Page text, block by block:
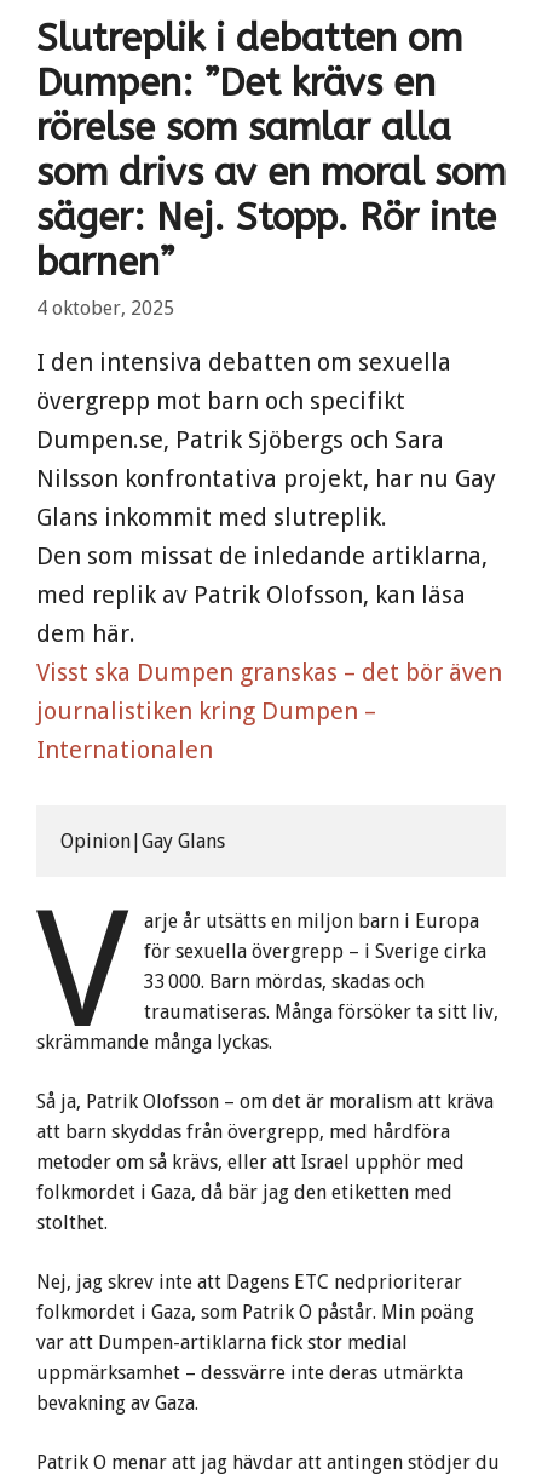
Slutreplik i debatten om
Dumpen: ”Det krävs en
rörelse som samlar alla
som drivs av en moral som
säger: Nej. Stopp. Rör inte
barnen”
4 oktober, 2025
I den intensiva debatten om sexuella
övergrepp mot barn och specifikt
Dumpen.se, Patrik Sjöbergs och Sara
Nilsson konfrontativa projekt, har nu Gay
Glans inkommit med slutreplik.
Den som missat de inledande artiklarna,
med replik av Patrik Olofsson, kan läsa
dem här.
Visst ska Dumpen granskas – det bör även
journalistiken kring Dumpen –
Internationalen
Opinion|Gay Glans
V
arje år utsätts en miljon barn i Europa
för sexuella övergrepp – i Sverige cirka
33 000. Barn mördas, skadas och
traumatiseras. Många försöker ta sitt liv,
skrämmande många lyckas.
Så ja, Patrik Olofsson – om det är moralism att kräva
att barn skyddas från övergrepp, med hårdföra
metoder om så krävs, eller att Israel upphör med
folkmordet i Gaza, då bär jag den etiketten med
stolthet.
Nej, jag skrev inte att Dagens ETC nedprioriterar
folkmordet i Gaza, som Patrik O påstår. Min poäng
var att Dumpen-artiklarna fick stor medial
uppmärksamhet – dessvärre inte deras utmärkta
bevakning av Gaza.
Patrik O menar att jag hävdar att antingen stödjer du